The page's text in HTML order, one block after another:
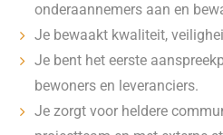
onderaannemers aan en
Je bewaakt kwaliteit,
Je bent het eerste
bewoners en leveranciers.
Je zorgt voor heldere